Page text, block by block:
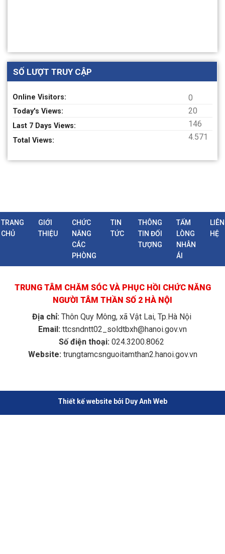
MỘT SỐ HÌNH ẢNH TRONG CHƯƠNG TRÌNH ÂM VANG
ĐIỆN BIÊN
Chọn Những hình ảnh trong chương trình đón tiếp
sinh viên trường ĐH LĐXH thực hành tại Trung tâm
Video chương trình ÂM VANG ĐIỆN BIÊN tại Trung
Tâm Chăm sóc và Phục hồi chức năng người tâm
thần số 2 Hà Nội
SỐ LƯỢT TRUY CẬP
Online Visitors: 0
Today's Views: 20
Last 7 Days Views: 146
Total Views: 4.571
TRANG
CHỦ
GIỚI
THIỆU
CHỨC
NĂNG
CÁC
PHÒNG
TIN
TỨC
THÔNG
TIN ĐỐI
TƯỢNG
TẤM
LÒNG
NHÂN
ÁI
LIÊN
HỆ
TRUNG TÂM CHĂM SÓC VÀ PHỤC HỒI CHỨC NĂNG
NGƯỜI TÂM THẦN SỐ 2 HÀ NỘI
Địa chỉ:Thôn Quy Mông, xã Vật Lai, Tp.Hà Nội
Email: ttcsndntt02_soldtbxh@hanoi.gov.vn
Số điện thoại: 024.3200.8062
Website:trungtamcsnguoitamthan2.hanoi.gov.vn
Thiết kế website bởi Duy Anh Web